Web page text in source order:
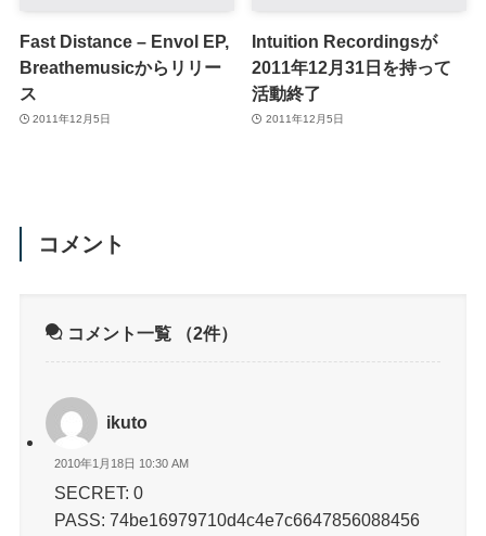
Fast Distance – Envol EP,
Breathemusicからリリー
ス
2011年12月5日
Intuition Recordingsが
2011年12月31日を持って
活動終了
2011年12月5日
コメント
コメント一覧 （2件）
ikuto
2010年1月18日 10:30 AM
SECRET: 0
PASS: 74be16979710d4c4e7c6647856088456